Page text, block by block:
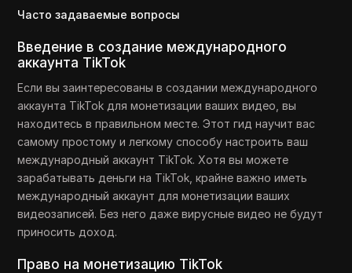
Часто задаваемые вопросы
Введение в создание международного
аккаунта TikTok
Если вы заинтересованы в создании международного
аккаунта TikTok для монетизации ваших видео, вы
находитесь в правильном месте. Этот гид научит вас
самому простому и легкому способу настроить ваш
международный аккаунт TikTok. Хотя вы можете
зарабатывать деньги на TikTok, крайне важно иметь
международный аккаунт для монетизации ваших
видеозаписей. Без него даже вирусные видео не будут
приносить доход.
Право на монетизацию TikTok